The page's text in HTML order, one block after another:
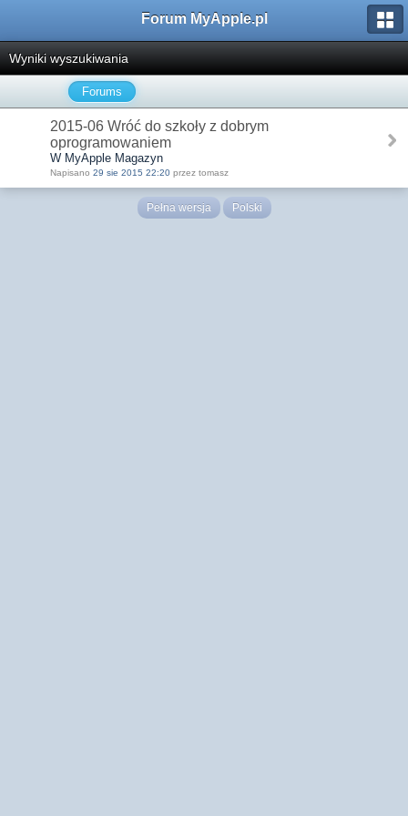
Forum MyApple.pl
Wyniki wyszukiwania
Forums
2015-06 Wróć do szkoły z dobrym
oprogramowaniem
W MyApple Magazyn
Napisano 29 sie 2015 22:20 przez tomasz
Pełna wersja Polski